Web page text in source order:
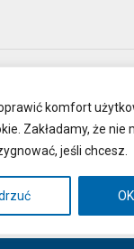
komfort
Zakładamy, że nie
jeśli chcesz.
OK
O